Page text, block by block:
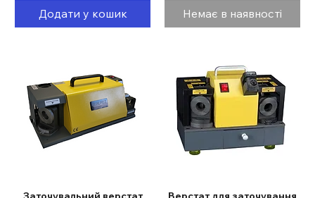
Додати у кошик Немає в наявності